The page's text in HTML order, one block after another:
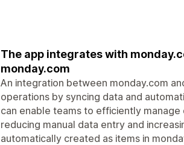
The app integrates with
monday.com
An integration between monday.com
operations by syncing data and
can enable teams to efficiently
reducing manual data entry and
automatically created as items in